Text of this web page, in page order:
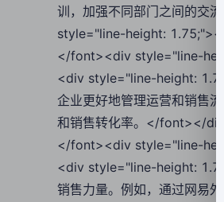
训，加强不同部门之间的交
style="line-height:
</font><div style="line-
<div style="line-height:
企业更好地管理运营和销售
和销售转化率。</font></
</font><div style="line-
<div style="line-height:
销售力量。例如，通过网易